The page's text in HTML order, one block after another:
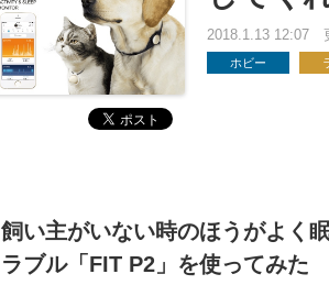
2018.1.13 12:07
ホビー
飼い主がいない時のほうがよく
ラブル「FIT P2」を使ってみた